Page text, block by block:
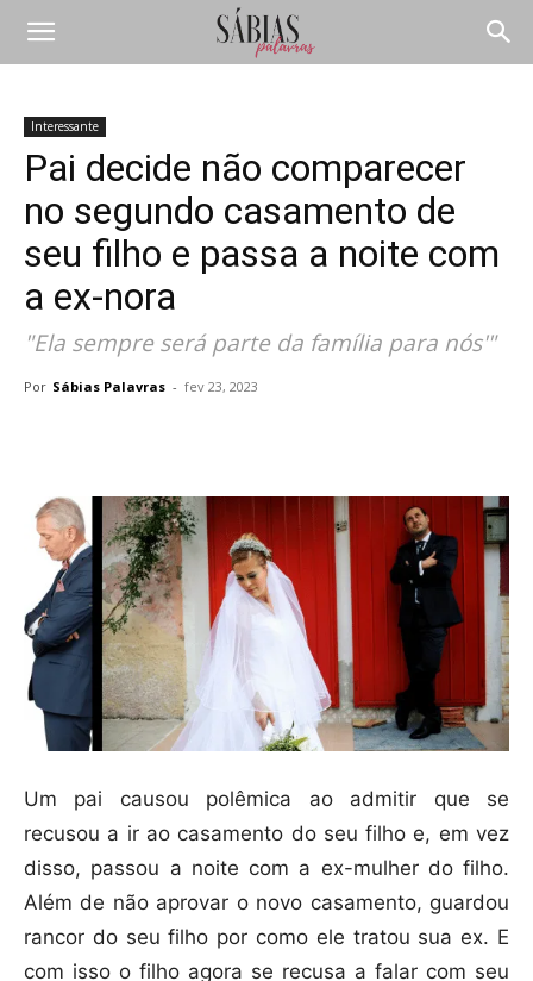
Interessante
Pai decide não comparecer
no segundo casamento de
seu filho e passa a noite com
a ex-nora
"Ela sempre será parte da família para nós'"
Por Sábias Palavras - fev 23, 2023
Um pai causou polêmica ao admitir que se
recusou a ir ao casamento do seu filho e, em vez
disso, passou a noite com a ex-mulher do filho.
Além de não aprovar o novo casamento, guardou
rancor do seu filho por como ele tratou sua ex. E
com isso o filho agora se recusa a falar com seu